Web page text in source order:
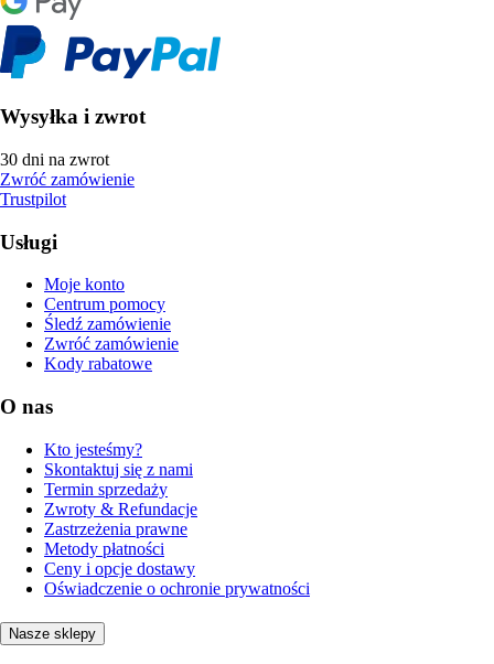
Wysyłka i zwrot
30 dni na zwrot
Zwróć zamówienie
Trustpilot
Usługi
Moje konto
Centrum pomocy
Śledź zamówienie
Zwróć zamówienie
Kody rabatowe
O nas
Kto jesteśmy?
Skontaktuj się z nami
Termin sprzedaży
Zwroty & Refundacje
Zastrzeżenia prawne
Metody płatności
Ceny i opcje dostawy
Oświadczenie o ochronie prywatności
Nasze sklepy